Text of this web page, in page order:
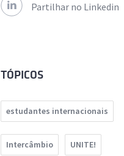
Partilhar no Linkedin
TÓPICOS
estudantes internacionais
Intercâmbio UNITE!